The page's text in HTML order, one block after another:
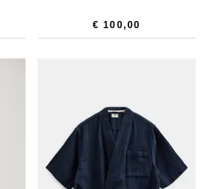
€ 100,00